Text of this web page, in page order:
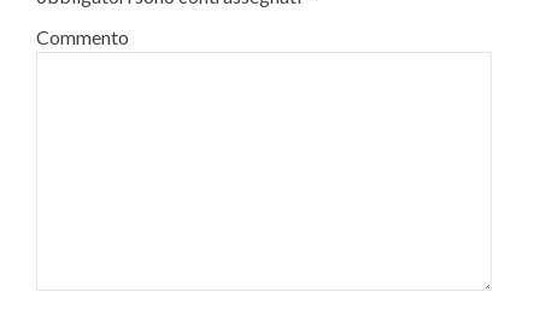
Commento